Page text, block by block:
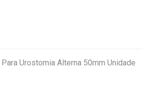
Urostomia Alterna 50mm Unidade